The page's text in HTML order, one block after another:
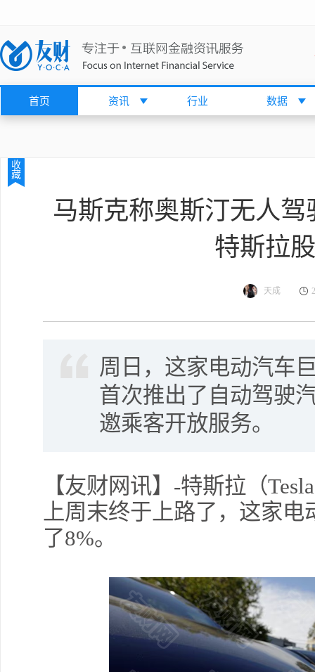
首页 资讯 行业 数据
收
藏
马斯克称奥斯汀无人驾
特斯拉
天成
周日，这家电动汽车
首次推出了自动驾驶
邀乘客开放服务。
【友财网讯】-特斯拉（
上周末终于上路了，这家
了8%。